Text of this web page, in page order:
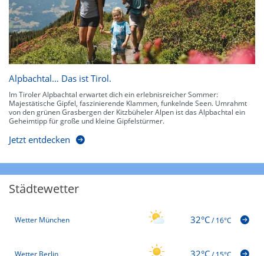
Alpbachtal… Das ist Tirol.
Im Tiroler Alpbachtal erwartet dich ein erlebnisreicher Sommer:
Majestätische Gipfel, faszinierende Klammen, funkelnde Seen. Umrahmt
von den grünen Grasbergen der Kitzbüheler Alpen ist das Alpbachtal ein
Geheimtipp für große und kleine Gipfelstürmer.
Jetzt entdecken
Städtewetter
Wetter München 32°C/16°C
Wetter Berlin 32°C